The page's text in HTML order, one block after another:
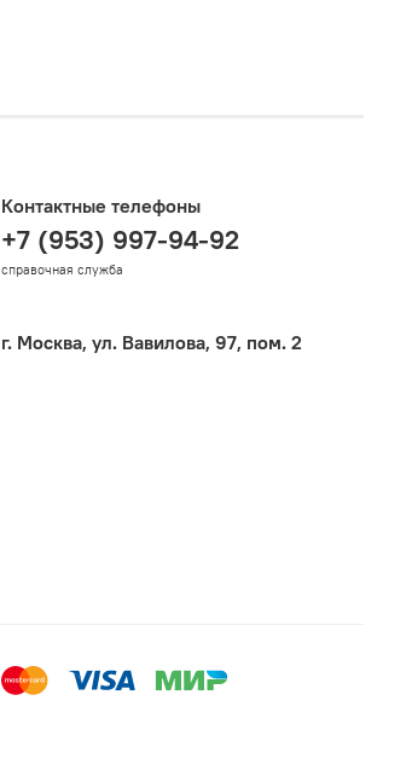
Контактные телефоны
+7 (953) 997-94-92
справочная служба
г. Москва, ул. Вавилова, 97, пом. 2